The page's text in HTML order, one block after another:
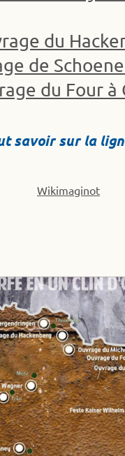
du
de
du Four à
savoir sur la
Wikimaginot